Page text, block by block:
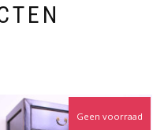
Geen voorraad